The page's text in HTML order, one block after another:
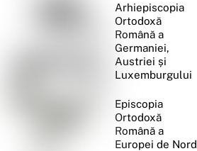
Arhiepiscopia
Ortodoxă
Română a
Germaniei,
Austriei și
Luxemburgului
Episcopia
Ortodoxă
Română a
Europei de Nord